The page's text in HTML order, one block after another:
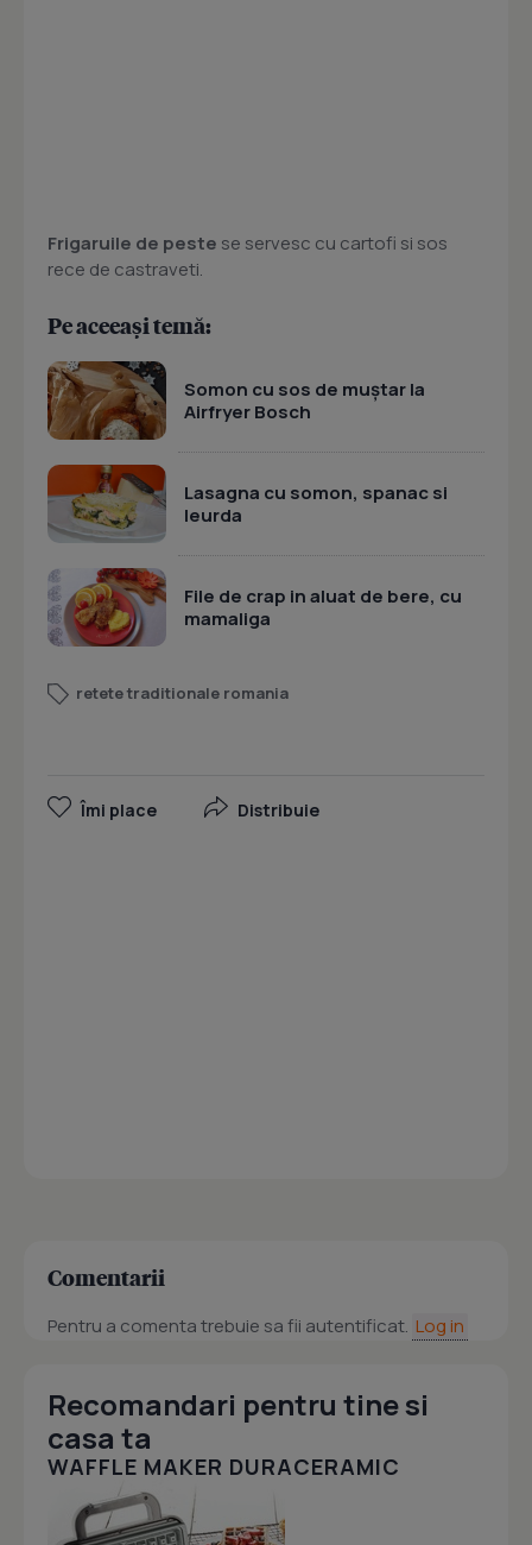
Frigaruile de peste se servesc cu cartofi si sos
rece de castraveti.
Pe aceeași temă:
Somon cu sos de muștar la
Airfryer Bosch
Lasagna cu somon, spanac si
leurda
File de crap in aluat de bere, cu
mamaliga
retete traditionale romania
Îmi place Distribuie
Comentarii
Pentru a comenta trebuie sa fii autentificat. Log in
Recomandari pentru tine si
casa ta
WAFFLE MAKER DURACERAMIC